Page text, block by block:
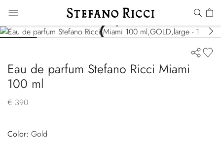
Eau de parfum Stefano Ricci Miami
100 ml
€ 390
Color:
gold